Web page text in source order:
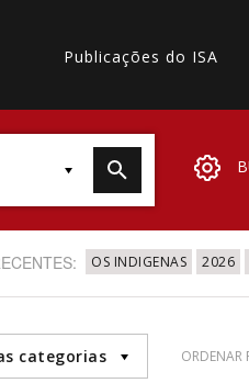
Publicações do ISA
OS INDIGENAS 2026
categorias ORDENAR